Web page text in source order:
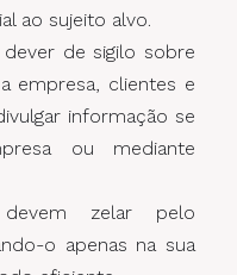
ao sujeito alvo.
de sigilo sobre
empresa, clientes e
informação se
ou mediante
devem zelar pelo
o apenas na sua